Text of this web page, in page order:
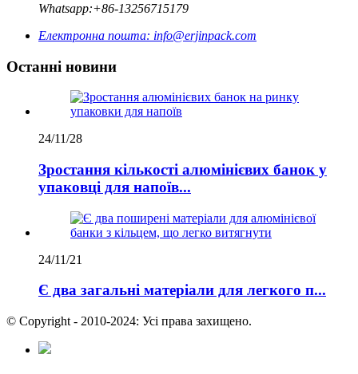
Whatsapp:+86-13256715179
Електронна пошта: info@erjinpack.com
Останні новини
24/11/28
Зростання кількості алюмінієвих банок у
упаковці для напоїв...
24/11/21
Є два загальні матеріали для легкого п...
© Copyright - 2010-2024: Усі права захищено.